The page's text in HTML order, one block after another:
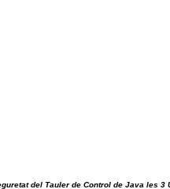
del Tauler de Control de Java les 3